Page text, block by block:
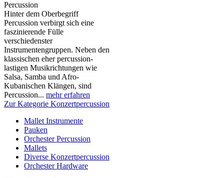
Percussion
Hinter dem Oberbegriff
Percussion verbirgt sich eine
faszinierende Fülle
verschiedenster
Instrumentengruppen. Neben den
klassischen eher percussion-
lastigen Musikrichtungen wie
Salsa, Samba und Afro-
Kubanischen Klängen, sind
Percussion... mehr erfahren
Zur Kategorie Konzertpercussion
Mallet Instrumente
Pauken
Orchester Percussion
Mallets
Diverse Konzertpercussion
Orchester Hardware